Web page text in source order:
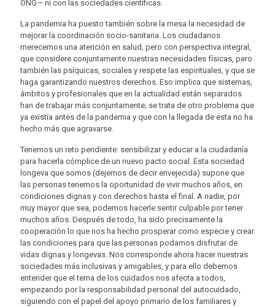
ONG— ni con las sociedades científicas.
La pandemia ha puesto también sobre la mesa la necesidad de
mejorar la coordinación socio-sanitaria. Los ciudadanos
merecemos una atención en salud, pero con perspectiva integral,
que considere conjuntamente nuestras necesidades físicas, pero
también las psíquicas, sociales y respete las espirituales, y que se
haga garantizando nuestros derechos. Eso implica que sistemas,
ámbitos y profesionales que en la actualidad están separados
han de trabajar más conjuntamente; se trata de otro problema que
ya existía antes de la pandemia y que con la llegada de esta no ha
hecho más que agravarse.
Tenemos un reto pendiente: sensibilizar y educar a la ciudadanía
para hacerla cómplice de un nuevo pacto social. Esta sociedad
longeva que somos (dejemos de decir envejecida) supone que
las personas tenemos la oportunidad de vivir muchos años, en
condiciones dignas y con derechos hasta el final. A nadie, por
muy mayor que sea, podemos hacerle sentir culpable por tener
muchos años. Después de todo, ha sido precisamente la
cooperación lo que nos ha hecho prosperar como especie y crear
las condiciones para que las personas podamos disfrutar de
vidas dignas y longevas. Nos corresponde ahora hacer nuestras
sociedades más inclusivas y amigables, y para ello debemos
entender que el tema de los cuidados nos afecta a todos,
empezando por la responsabilidad personal del autocuidado,
siguiendo con el papel del apoyo primario de los familiares y